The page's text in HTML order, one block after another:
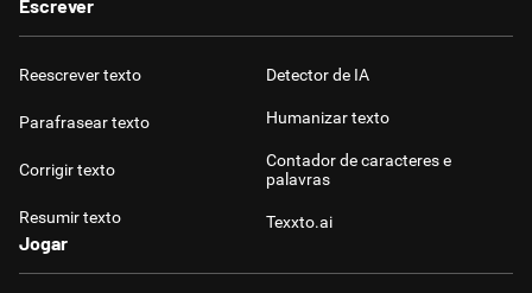
Escrever
Reescrever texto
Parafrasear texto
Corrigir texto
Resumir texto
Detector de IA
Humanizar texto
Contador de caracteres e
palavras
Texxto.ai
Jogar